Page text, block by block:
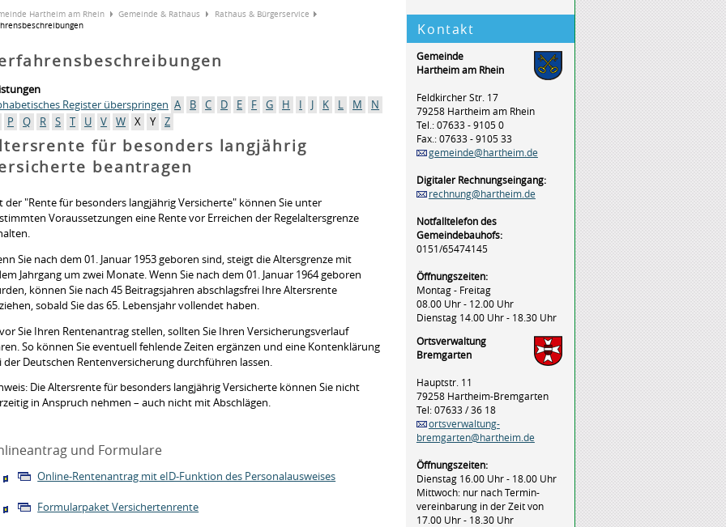
Hartheim am Rhein Gemeinde & Rathaus
Rathaus & Bürgerservice
Register überspringen A B C D E F G H I J K L M
N
P
Q R S T U V W X Y Z
für besonders langjährig
beantragen
der "Rente für besonders langjährig Versicherte" können Sie unter
Voraussetzungen eine Rente vor Erreichen der Regelaltersgrenze
Sie nach dem 01. Januar 1953 geboren sind, steigt die Altersgrenze mit
Jahrgang um zwei Monate. Wenn Sie nach dem 01. Januar 1964 geboren
können Sie nach 45 Beitragsjahren abschlagsfrei Ihre Altersrente
sobald Sie das 65. Lebensjahr vollendet haben.
Sie Ihren Rentenantrag stellen, sollten Sie Ihren Versicherungsverlauf
So können Sie eventuell fehlende Zeiten ergänzen und eine Kontenklärung
der Deutschen Rentenversicherung durchführen lassen.
Die Altersrente für besonders langjährig Versicherte können Sie nicht
in Anspruch nehmen – auch nicht mit Abschlägen.
und Formulare
Online-Rentenantrag mit eID-Funktion des Personalausweises
Formularpaket Versichertenrente
Kontakt
Gemeinde
Hartheim am Rhein
Feldkircher Str. 17
79258 Hartheim am Rhein
Tel.: 07633 - 9105 0
Fax.: 07633 - 9105 33
gemeinde@hartheim.de
Digitaler Rechnungseingang:
rechnung@hartheim.de
Notfalltelefon des
Gemeindebauhofs:
0151/65474145
Öffnungszeiten:
Montag - Freitag
08.00 Uhr - 12.00 Uhr
Dienstag 14.00 Uhr - 18.30 Uhr
Ortsverwaltung
Bremgarten
Hauptstr. 11
79258 Hartheim-Bremgarten
Tel: 07633 / 36 18
ortsverwaltung-
bremgarten@hartheim.de
Öffnungszeiten:
Dienstag 16.00 Uhr - 18.00 Uhr
Mittwoch: nur nach Termin-
vereinbarung in der Zeit von
17.00 Uhr - 18.30 Uhr